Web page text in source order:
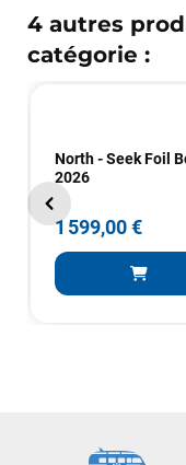
4 autres
catégorie :
North - Seek Foil
2026
1 599,00 €